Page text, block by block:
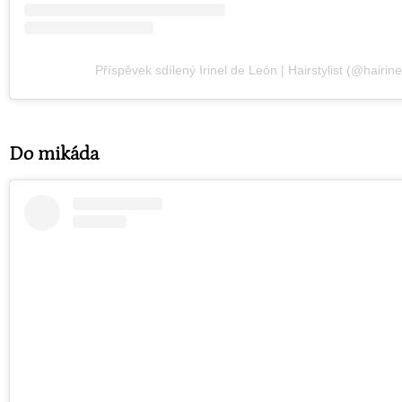
Příspěvek sdílený Irinel de León | Hairstylist
Do mikáda